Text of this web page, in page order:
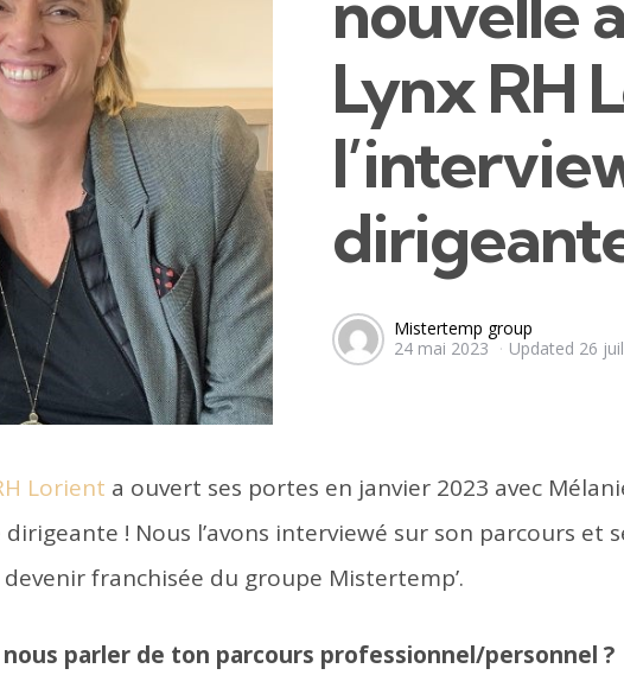
Lynx RH
Posted
by
Mistertemp group
24 mai 2023
Updated 26
Lorient a ouvert ses portes en janvier 2023 avec
! Nous l’avons interviewé sur son parcours et
franchisée du groupe Mistertemp’.
parler de ton parcours professionnel/personnel ?